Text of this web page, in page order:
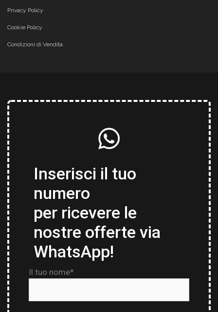
Privacy Policy
Cookie Policy
Condizioni di Vendita